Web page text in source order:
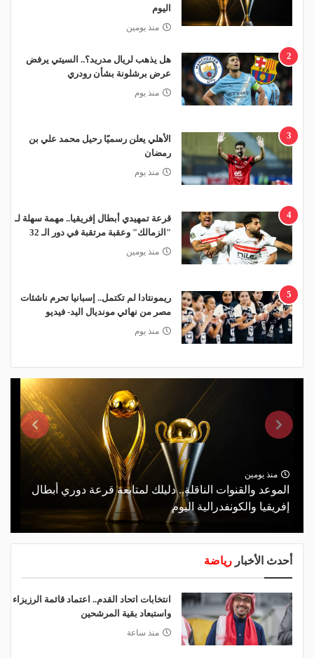
اليوم
منذ يومين
2
هل يذهب لريال مدريد؟.. السيتي يرفض
عرض برشلونة بشأن رودري
منذ يوم
3
الأهلي يعلن رسميًا رحيل محمد علي بن
رمضان
منذ يوم
4
قرعة تمهيدي أبطال إفريقيا.. مهمة سهلة لـ
"الزمالك" وعقبة مرتقبة في دور الـ 32
منذ يومين
5
ريمونتادا لم تكتمل.. إسبانيا تحرم ناشئات
مصر من نهائي مونديال اليد- فيديو
منذ يوم
منذ يومين
الموعد والقنوات الناقلة.. دليلك لمتابعة قرعة دوري أبطال
إفريقيا والكونفدرالية اليوم
أحدث الأخبار رياضة
انتخابات اتحاد القدم.. اعتماد قائمة الرزيزاء
واستبعاد بقية المرشحين
منذ ساعة